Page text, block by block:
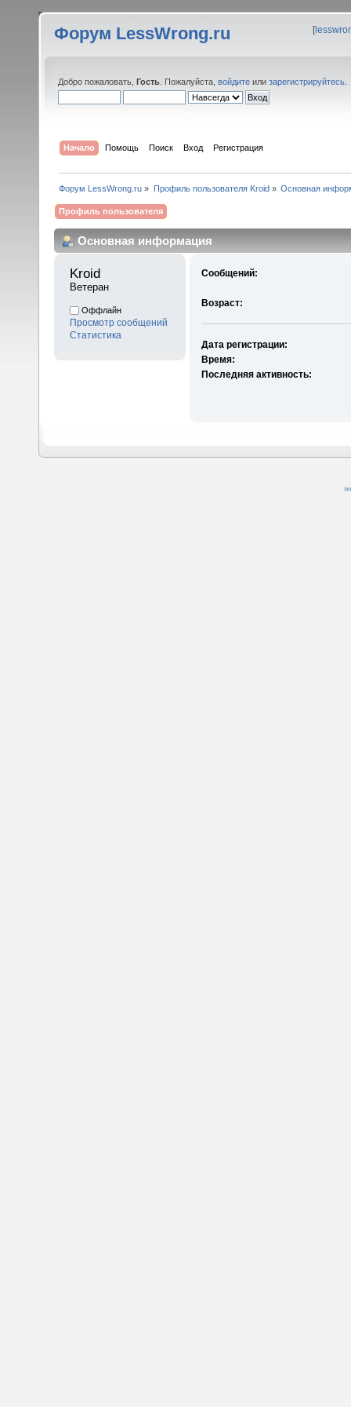
Форум LessWrong.ru [
Добро пожаловать, Гость . Пожалуйста, войдите или зарегистрируйтесь
Начало Помощь Поиск Вход Регистрация
Форум LessWrong.ru » Профиль пользователя Kroid» Основная
Профиль пользователя
Основная информация
Kroid
Ветеран
Оффлайн
Просмотр сообщений
Статистика
Сообщений:
Возраст:
Дата регистрации:
Время:
Последняя активность: